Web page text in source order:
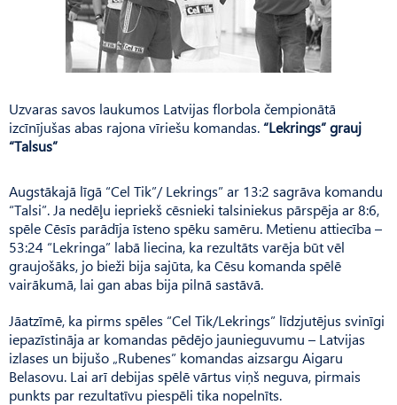
Uzvaras savos laukumos Latvijas florbola čempionātā
izcīnījušas abas rajona vīriešu komandas.“Lekrings” grauj
“Talsus”
Augstākajā līgā “Cel Tik”/ Lekrings” ar 13:2 sagrāva komandu
“Talsi”. Ja nedēļu iepriekš cēsnieki talsiniekus pārspēja ar 8:6,
spēle Cēsīs parādīja īsteno spēku samēru. Metienu attiecība –
53:24 “Lekringa” labā liecina, ka rezultāts varēja būt vēl
graujošāks, jo bieži bija sajūta, ka Cēsu komanda spēlē
vairākumā, lai gan abas bija pilnā sastāvā.
Jāatzīmē, ka pirms spēles “Cel Tik/Lekrings” līdzjutējus svinīgi
iepazīstināja ar komandas pēdējo jaunieguvumu – Latvijas
izlases un bijušo „Rubenes” komandas aizsargu Aigaru
Belasovu. Lai arī debijas spēlē vārtus viņš neguva, pirmais
punkts par rezultatīvu piespēli tika nopelnīts.